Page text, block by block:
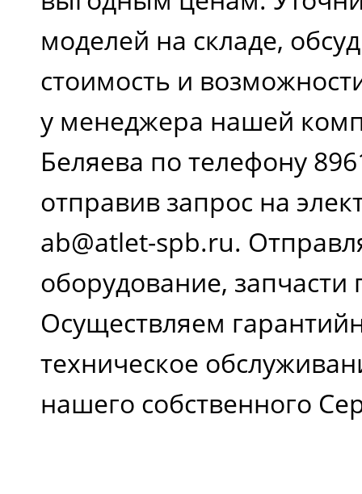
моделей на складе,
стоимость и
у менеджера нашей
Беляева по телефону
отправив запрос на
ab@atlet-spb.ru.
оборудование, запчасти
Осуществляем
техническое
нашего собственного